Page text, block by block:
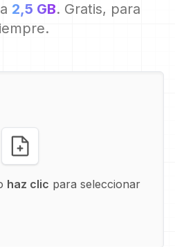
2,5 GB. Gratis, para
haz clic para seleccionar